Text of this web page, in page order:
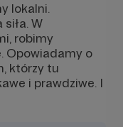
lokalni.
W
robimy
Opowiadamy o
którzy tu
i prawdziwe. I